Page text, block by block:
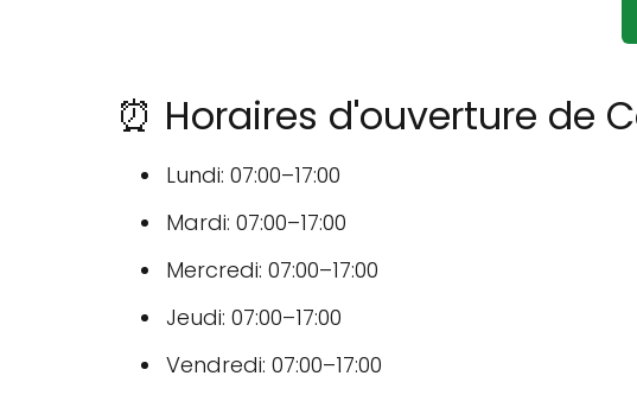
⏰ Horaires d'ouverture de
Lundi: 07:00–17:00
Mardi: 07:00–17:00
Mercredi: 07:00–17:00
Jeudi: 07:00–17:00
Vendredi: 07:00–17:00